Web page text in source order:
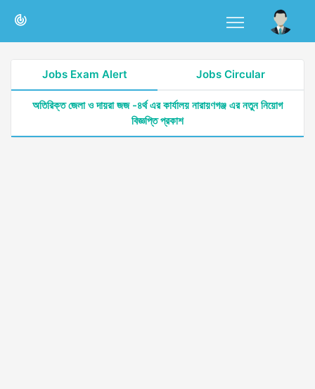
Jobs Exam Alert Jobs Circular
অতিরিক্ত জেলা ও দায়রা জজ -৪র্থ এর কার্যালয় নারায়ণগঞ্জ এর নতুন নিয়োগ
বিজ্ঞপ্তি প্রকাশ